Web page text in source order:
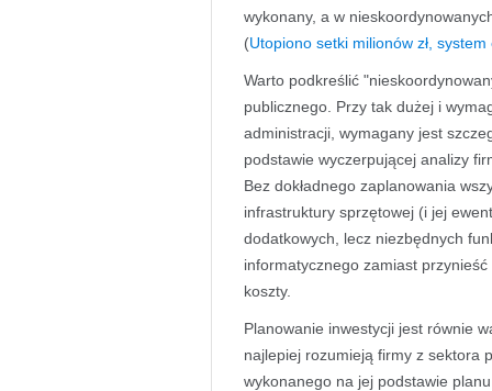
wykonany, a w
(Utopiono setki milionów zł,
Warto podkreślić
publicznego. Przy tak dużej i
administracji, wymagany jest
podstawie wyczerpującej analizy
Bez dokładnego zaplanowania
infrastruktury sprzętowej (i jej
dodatkowych, lecz niezbędnych
informatycznego zamiast
koszty.
Planowanie inwestycji jest równie
najlepiej rozumieją firmy z sektora
wykonanego na jej podstawie